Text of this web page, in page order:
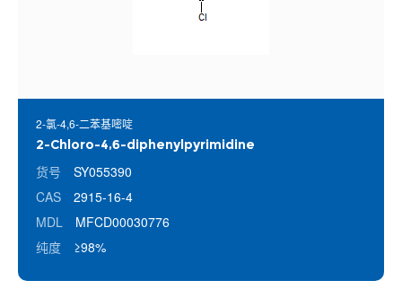
2-氯-4,6-二苯基嘧啶
2-Chloro-4,6-diphenylpyrimidine
货号
SY055390
CAS
2915-16-4
MDL
MFCD00030776
纯度
≥98%